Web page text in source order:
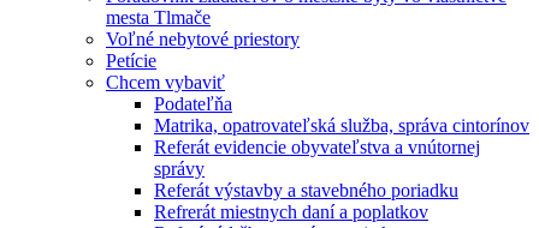
mesta Tlmače
Voľné nebytové priestory
Petície
Chcem vybaviť
Podateľňa
Matrika, opatrovateľská služba, správa cintorínov
Referát evidencie obyvateľstva a vnútornej
správy
Referát výstavby a stavebného poriadku
Refrerát miestnych daní a poplatkov